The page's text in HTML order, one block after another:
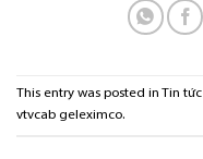
This entry was posted in Tin tức
vtvcab geleximco.